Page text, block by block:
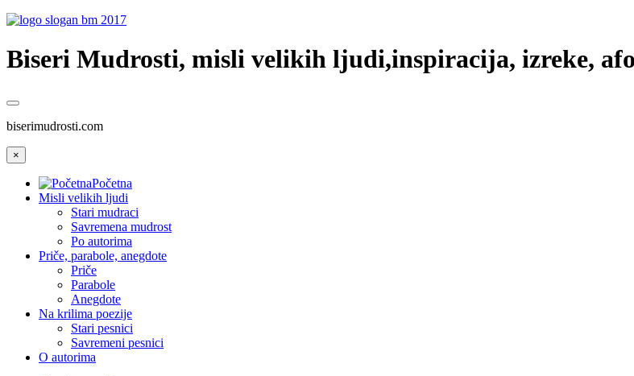
Biseri Mudrosti, misli velikih ljudi,inspiracija, izreke,
biserimudrosti.com
×
Početna
Misli velikih ljudi
Stari mudraci
Savremena mudrost
Po autorima
Priče, parabole, anegdote
Priče
Parabole
Anegdote
Na krilima poezije
Stari pesnici
Savremeni pesnici
O autorima